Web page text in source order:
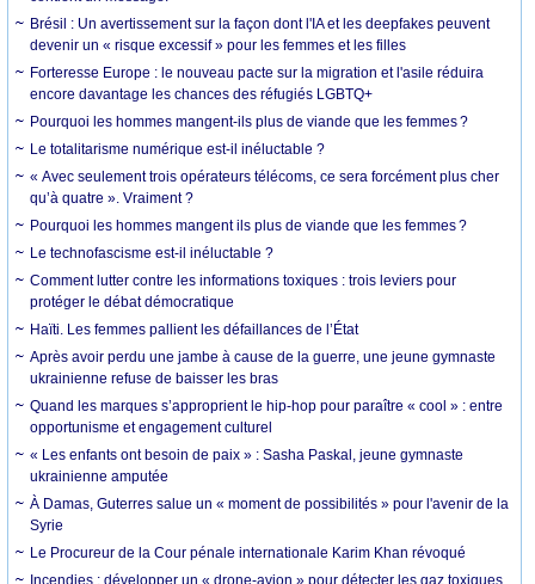
Brésil : Un avertissement sur la façon dont l'IA et les deepfakes peuvent
devenir un « risque excessif » pour les femmes et les filles
Forteresse Europe : le nouveau pacte sur la migration et l'asile réduira
encore davantage les chances des réfugiés LGBTQ+
Pourquoi les hommes mangent-ils plus de viande que les femmes ?
Le totalitarisme numérique est-il inéluctable ?
« Avec seulement trois opérateurs télécoms, ce sera forcément plus cher
qu’à quatre ». Vraiment ?
Pourquoi les hommes mangent ils plus de viande que les femmes ?
Le technofascisme est-il inéluctable ?
Comment lutter contre les informations toxiques : trois leviers pour
protéger le débat démocratique
Haïti. Les femmes pallient les défaillances de l’État
Après avoir perdu une jambe à cause de la guerre, une jeune gymnaste
ukrainienne refuse de baisser les bras
Quand les marques s’approprient le hip-hop pour paraître « cool » : entre
opportunisme et engagement culturel
« Les enfants ont besoin de paix » : Sasha Paskal, jeune gymnaste
ukrainienne amputée
À Damas, Guterres salue un « moment de possibilités » pour l'avenir de la
Syrie
Le Procureur de la Cour pénale internationale Karim Khan révoqué
Incendies : développer un « drone-avion » pour détecter les gaz toxiques